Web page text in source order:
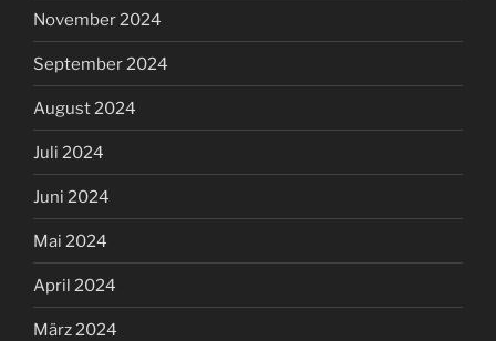
November 2024
September 2024
August 2024
Juli 2024
Juni 2024
Mai 2024
April 2024
März 2024